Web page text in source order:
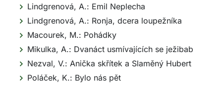
Lindgrenová, A.: Emil Neplecha
Lindgrenová, A.: Ronja, dcera loupežníka
Macourek, M.: Pohádky
Mikulka, A.: Dvanáct usmívajících se ježibab
Nezval, V.: Anička skřítek a Slaměný Hubert
Poláček, K.: Bylo nás pět